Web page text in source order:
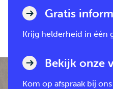
Gratis
Krijg helderheid in één
Bekijk onze
Kom op afspraak bij